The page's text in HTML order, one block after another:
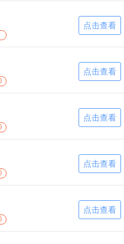
点击查看
点击查看
点击查看
点击查看
点击查看